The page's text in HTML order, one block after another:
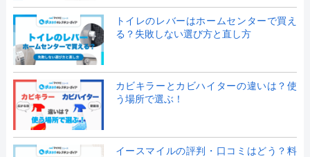
トイレのレバーはホームセンターで買え
る？失敗しない選び方と直し方
カビキラーとカビハイターの違いは？使
う場所で選ぶ！
イースマイルの評判・口コミはどう？料